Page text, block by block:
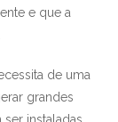
e que a
de uma
grandes
instaladas